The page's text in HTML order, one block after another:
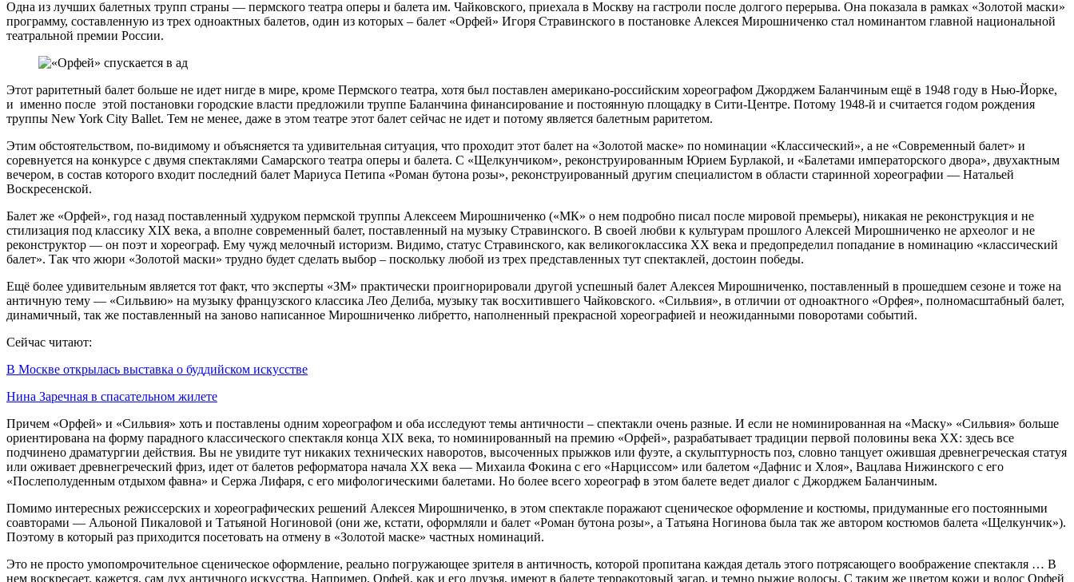
Одна из лучших балетных трупп страны — пермского театра оперы и балета им. Чайковского, приехала в Москву на гастроли после долгого перерыва. Она показала в рамках «Золотой маски»
программу, составленную из трех одноактных балетов, один из которых – балет «Орфей» Игоря Стравинского в постановке Алексея Мирошниченко стал номинантом главной национальной
театральной премии России.
Этот раритетный балет больше не идет нигде в мире, кроме Пермского театра, хотя был поставлен американо-российским хореографом Джорджем Баланчиным ещё в 1948 году в Нью-Йорке,
и именно после этой постановки городские власти предложили труппе Баланчина финансирование и постоянную площадку в Сити-Центре. Потому 1948-й и считается годом рождения
труппы New York City Ballet. Тем не менее, даже в этом театре этот балет сейчас не идет и потому является балетным раритетом.
Этим обстоятельством, по-видимому и объясняется та удивительная ситуация, что проходит этот балет на «Золотой маске» по номинации «Классический», а не «Современный балет» и
соревнуется на конкурсе с двумя спектаклями Самарского театра оперы и балета. С «Щелкунчиком», реконструированным Юрием Бурлакой, и «Балетами императорского двора», двухактным
вечером, в состав которого входит последний балет Мариуса Петипа «Роман бутона розы», реконструированный другим специалистом в области старинной хореографии — Натальей
Воскресенской.
Балет же «Орфей», год назад поставленный худруком пермской труппы Алексеем Мирошниченко («МК» о нем подробно писал после мировой премьеры), никакая не реконструкция и не
стилизация под классику XIX века, а вполне современный балет, поставленный на музыку Стравинского. В своей любви к культурам прошлого Алексей Мирошниченко не археолог и не
реконструктор — он поэт и хореограф. Ему чужд мелочный историзм. Видимо, статус Стравинского, как великогоклассика XX века и предопределил попадание в номинацию «классический
балет». Так что жюри «Золотой маски» трудно будет сделать выбор – поскольку любой из трех представленных тут спектаклей, достоин победы.
Ещё более удивительным является тот факт, что эксперты «ЗМ» практически проигнорировали другой успешный балет Алексея Мирошниченко, поставленный в прошедшем сезоне и тоже на
античную тему — «Сильвию» на музыку французского классика Лео Делиба, музыку так восхитившего Чайковского. «Сильвия», в отличии от одноактного «Орфея», полномасштабный балет,
динамичный, так же поставленный на заново написанное Мирошниченко либретто, наполненный прекрасной хореографией и неожиданными поворотами событий.
Сейчас читают:
В Москве открылась выставка о буддийском искусстве
Нина Заречная в спасательном жилете
Причем «Орфей» и «Сильвия» хоть и поставлены одним хореографом и оба исследуют темы античности – спектакли очень разные. И если не номинированная на «Маску» «Сильвия» больше
ориентирована на форму парадного классического спектакля конца XIX века, то номинированный на премию «Орфей», разрабатывает традиции первой половины века XX: здесь все
подчинено драматургии действия. Вы не увидите тут никаких технических наворотов, высоченных прыжков или фуэте, а скульптурность поз, словно танцует ожившая древнегреческая статуя
или оживает древнегреческий фриз, идет от балетов реформатора начала XX века — Михаила Фокина с его «Нарциссом» или балетом «Дафнис и Хлоя», Вацлава Нижинского с его
«Послеполуденным отдыхом фавна» и Сержа Лифаря, с его мифологическими балетами. Но более всего хореограф в этом балете ведет диалог с Джорджем Баланчиным.
Помимо интересных режиссерских и хореографических решений Алексея Мирошниченко, в этом спектакле поражают сценическое оформление и костюмы, придуманные его постоянными
соавторами — Альоной Пикаловой и Татьяной Ногиновой (они же, кстати, оформляли и балет «Роман бутона розы», а Татьяна Ногинова была так же автором костюмов балета «Щелкунчик»).
Поэтому в который раз приходится посетовать на отмену в «Золотой маске» частных номинаций.
Это не просто умопомрочительное сценическое оформление, реально погружающее зрителя в античность, которой пропитана каждая деталь этого потрясающего воображение спектакля … В
нем воскресает, кажется, сам дух античного искусства. Например, Орфей, как и его друзья, имеют в балете терракотовый загар, и темно рыжие волосы. С таким же цветом кожи и волос Орфей